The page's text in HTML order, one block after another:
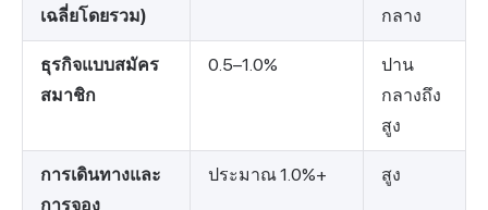
เฉลี่ยโดยรวม)
กลาง
ธุรกิจแบบสมัคร
สมาชิก
0.5–1.0%
ปาน
กลางถึง
สูง
การเดินทางและ
การจอง
ประมาณ 1.0%+ สูง